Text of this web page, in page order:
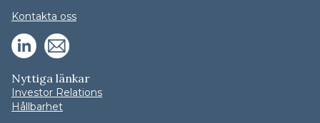
Kontakta oss
Nyttiga länkar
Investor Relations
Hållbarhet